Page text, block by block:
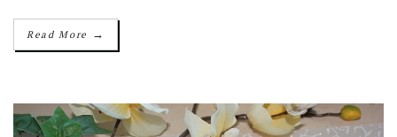
Read More →